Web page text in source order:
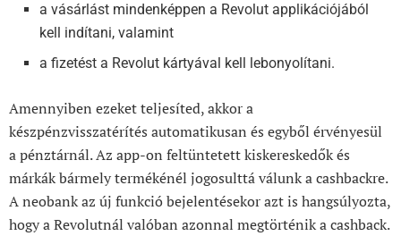
a vásárlást mindenképpen a Revolut applikációjából
kell indítani, valamint
a fizetést a Revolut kártyával kell lebonyolítani.
Amennyiben ezeket teljesíted, akkor a
készpénzvisszatérítés automatikusan és egyből érvényesül
a pénztárnál. Az app-on feltüntetett kiskereskedők és
márkák bármely termékénél jogosulttá válunk a cashbackre.
A neobank az új funkció bejelentésekor azt is hangsúlyozta,
hogy a Revolutnál valóban azonnal megtörténik a cashback.